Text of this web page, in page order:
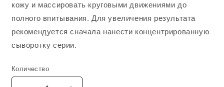
кожу и массировать круговыми движениями до
полного впитывания. Для увеличения результата
рекомендуется сначала нанести концентрированную
сыворотку серии.
Количество